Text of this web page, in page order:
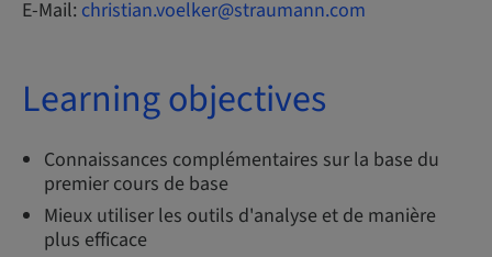
E-Mail: christian.voelker@straumann.com
Learning objectives
Connaissances complémentaires sur la base du
premier cours de base
Mieux utiliser les outils d'analyse et de manière
plus efficace